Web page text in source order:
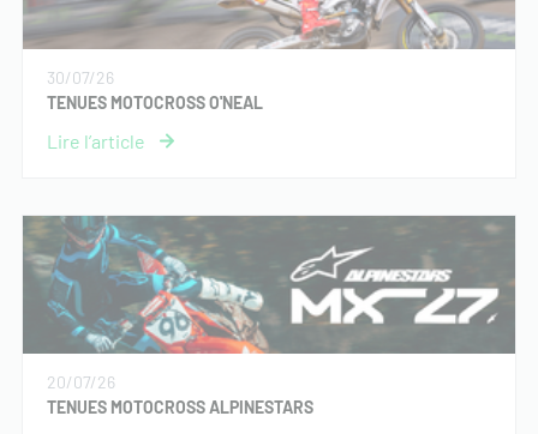
30/07/26
TENUES MOTOCROSS O'NEAL
20/07/26
TENUES MOTOCROSS ALPINESTARS